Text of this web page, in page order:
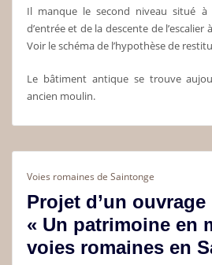
Il manque le second niveau situé
d’entrée et de la descente de
Voir le schéma de l’hypothèse de
Le bâtiment antique se trouve
ancien moulin.
Voies romaines de Saintonge
Projet d’un
« Un patrimoine en
voies romaines en